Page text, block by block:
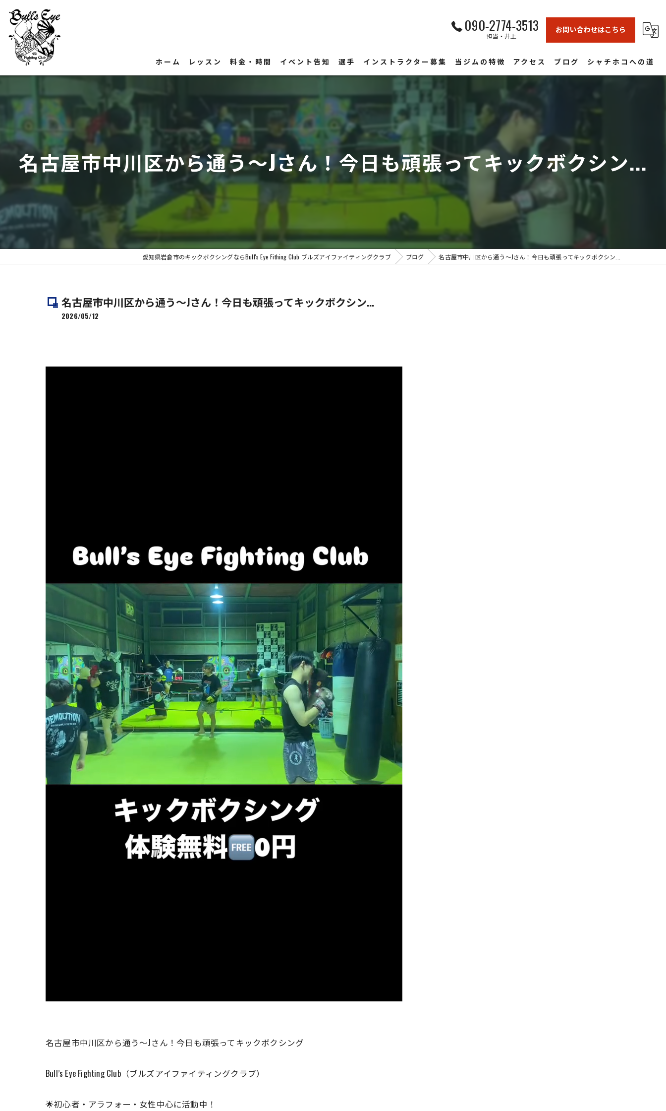
090-2774-3513
担当・井上
お問い合わせはこちら
ホーム レッスン 料金・時間 イベント告知 選手 インストラクター募集 当ジムの特徴
フィットネス
護身術
アクセス ブログ シャチホコへの道
名古屋市中川区から通う〜Jさん！今日も頑張ってキックボクシン...
愛知県岩倉市のキックボクシングならBull's Eye Fithing Club ブルズアイファイティングクラブ ブログ 名古屋市中川区から通う〜Jさん！今日も頑張ってキックボクシン...
名古屋市中川区から通う〜Jさん！今日も頑張ってキックボクシン...
2026/05/12
名古屋市中川区から通う〜Jさん！今日も頑張ってキックボクシング
Bull’s Eye Fighting Club（ブルズアイファイティングクラブ）
🌟初心者・アラフォー・女性中心に活動中！